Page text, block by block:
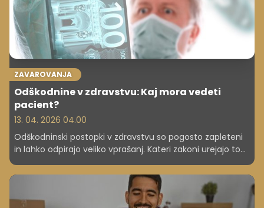
ZAVAROVANJA
Odškodnine v zdravstvu: Kaj mora vedeti
pacient?
13. 04. 2026 04.00
Odškodninski postopki v zdravstvu so pogosto zapleteni
in lahko odpirajo veliko vprašanj. Kateri zakoni urejajo to
je pacient sploh upravičen do odškodnine? Odgovore
smo poiskali pri odvetnici Martini Golob.